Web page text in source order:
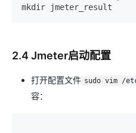
2.4 Jmeter启动配置
打开配置文件 sudo vim /
容：